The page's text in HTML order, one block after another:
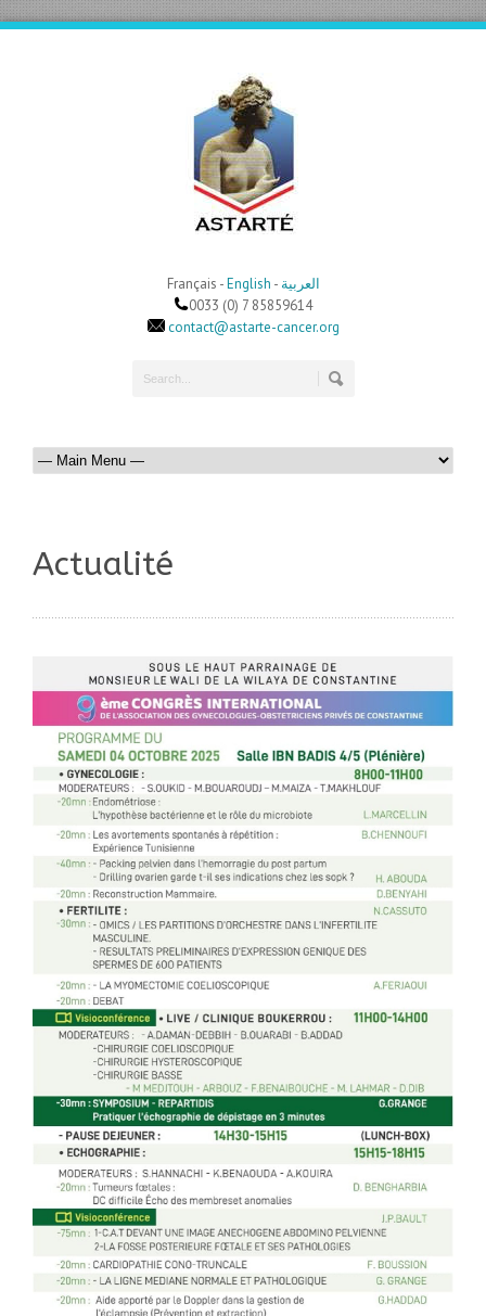
Français -English - العربية
0033 (0) 7 85859614
contact@astarte-cancer.org
Actualité